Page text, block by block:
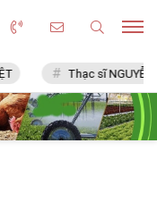
Thạc sĩ NGUYỄN VĂN CHÍ